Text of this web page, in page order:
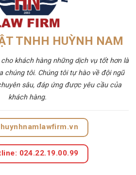
TNHH HUỲNH NAM
khách hàng những dịch vụ tốt hơn là
chúng tôi. Chúng tôi tự hào về đội ngũ
sâu, đáp ứng được yêu cầu của
khách hàng.
024.22.19.00.99